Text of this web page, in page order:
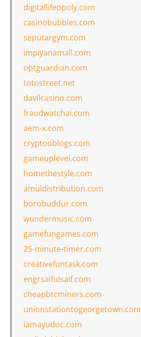
digitallifeopoly.com
casinobubbles.com
seputargym.com
impiyanamall.com
optguardian.com
totostreet.net
davilcasino.com
fraudwatchai.com
aem-x.com
cryptooblogs.com
gameuplevel.com
homethestyle.com
amuldistribution.com
borobuddur.com
wundermusic.com
gamefungames.com
25-minute-timer.com
creativefuntask.com
engrsaifulsaif.com
cheapbtcminers.com
unionstationtogeorgetown.com
iamayudoc.com